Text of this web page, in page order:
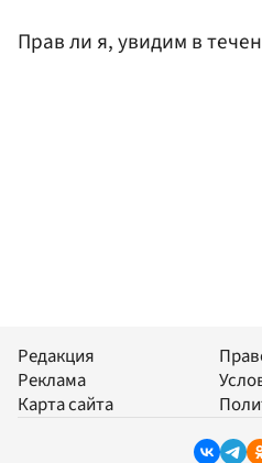
Прав ли я, увидим в
Редакция
Реклама
Карта сайта